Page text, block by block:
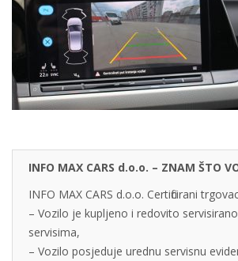
INFO MAX CARS d.o.o. – ZNAM ŠTO
INFO MAX CARS d.o.o. Certificirani
– Vozilo je kupljeno i redovito
servisima,
– Vozilo posjeduje urednu servisnu